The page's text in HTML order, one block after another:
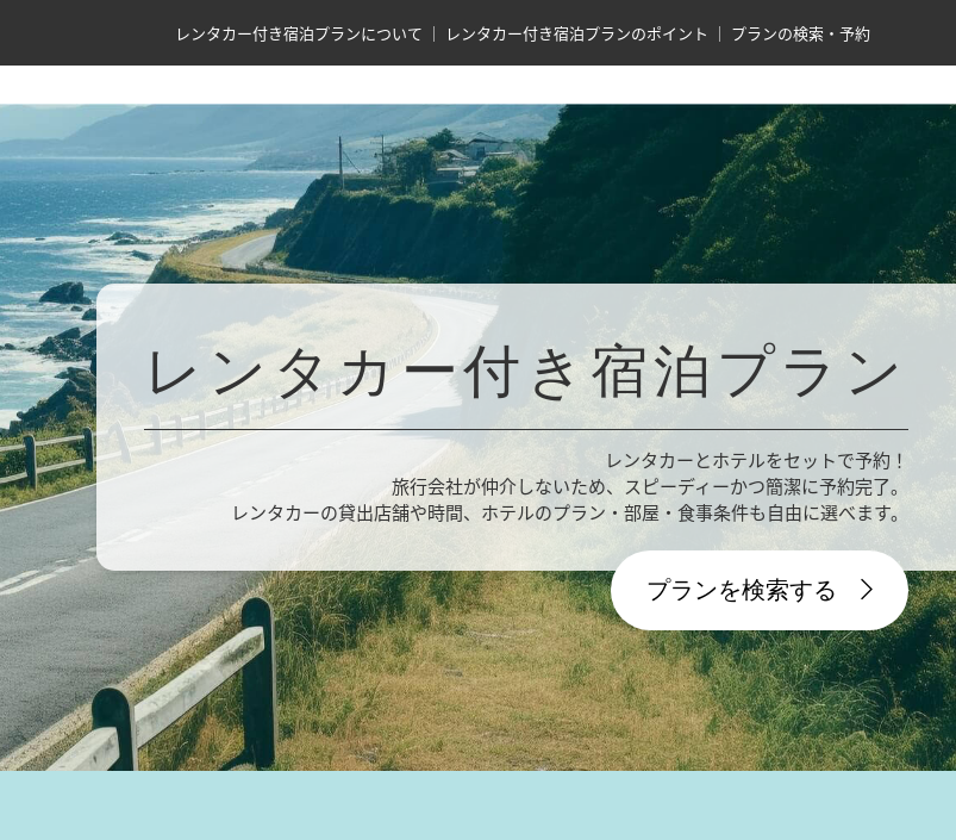
レンタカー付き宿泊プランについて レンタカー付き宿泊プランのポイント プランの検索・予約
レンタカー付き宿泊プラン
レンタカーとホテルをセットで予約！
旅行会社が仲介しないため、スピーディーかつ簡潔に予約完了。
レンタカーの貸出店舗や時間、ホテルのプラン・部屋・食事条件も自由に選べます。
プランを検索する